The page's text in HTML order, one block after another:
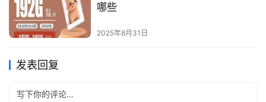
哪些
2025年8月31日
发表回复